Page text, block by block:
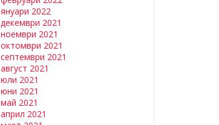
януари 2022
декември 2021
ноември 2021
октомври 2021
септември 2021
август 2021
юли 2021
юни 2021
май 2021
април 2021